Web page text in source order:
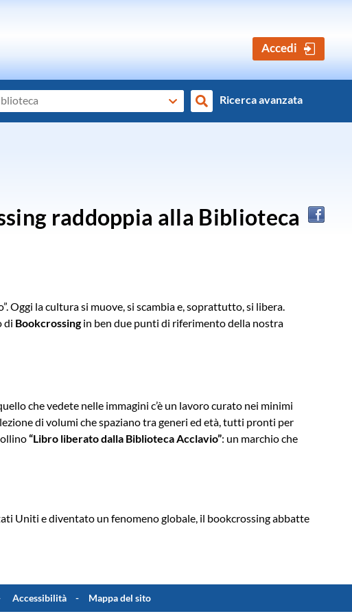
Accedi
Cerca
Ricerca avanzata
raddoppia alla Biblioteca
Oggi la cultura si muove, si scambia e, soprattutto, si libera.
di Bookcrossingin ben due punti di riferimento della nostra
che vedete nelle immagini c’è un lavoro curato nei minimi
di volumi che spaziano tra generi ed età, tutti pronti per
“Libro liberato dalla Biblioteca Acclavio”: un marchio che
Uniti e diventato un fenomeno globale, il bookcrossing abbatte
Accessibilità Mappa del sito